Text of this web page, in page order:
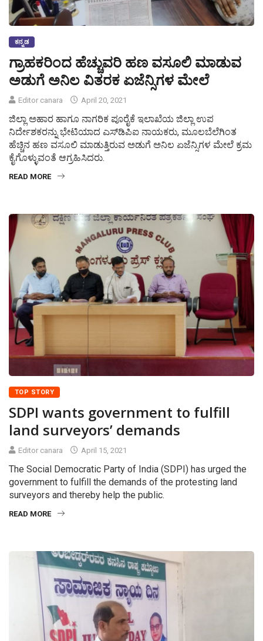
ಕನ್ನಡ
ಗ್ರಾಹಕರಿಂದ ಹೆಚ್ಚುವರಿ ಹಣ ವಸೂಲಿ ಮಾಡುವ
ಅಡುಗೆ ಅನಿಲ ವಿತರಕ ಏಜೆನ್ಸಿಗಳ ಮೇಲೆ
Editor canara April 20, 2021
ಜಿಲ್ಲಾ ಅಹಾರ ಹಾಗೂ ನಾಗರಿಕ ಪೂರೈಕೆ ಇಲಾಖೆಯ ಜಿಲ್ಲಾ ಉಪ
ನಿರ್ದೇಶಕರನ್ನು ಭೇಟಿಯಾದ ಎಸ್‌ಡಿಪಿಐ ನಾಯಕರು, ಮೂಲಬೆಲೆಗಿಂತ
ಹೆಚ್ಚಿನ ಹಣ ವಸೂಲಿ ಮಾಡುತ್ತಿರುವ ಅಡುಗೆ ಅನಿಲ ಏಜೆನ್ಸಿಗಳ ಮೇಲೆ ಕ್ರಮ
ಕೈಗೊಳ್ಳುವಂತೆ ಆಗ್ರಹಿಸಿದರು.
READ MORE
TOP STORY
SDPI wants government to fulfill
land surveyors’ demands
Editor canara April 15, 2021
The Social Democratic Party of India (SDPI) has urged the
government to fulfill the demands of the protesting land
surveyors and thereby help the public.
READ MORE